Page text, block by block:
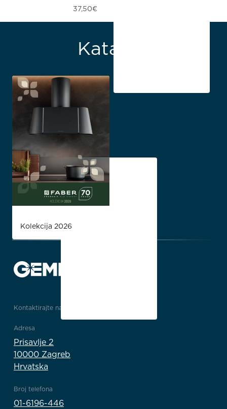
37,50€
Katalozi
Kolekcija 2026
Kontaktirajte nas
Adresa
Prisavlje 2
10000 Zagreb
Hrvatska
Broj telefona
01-6196-446